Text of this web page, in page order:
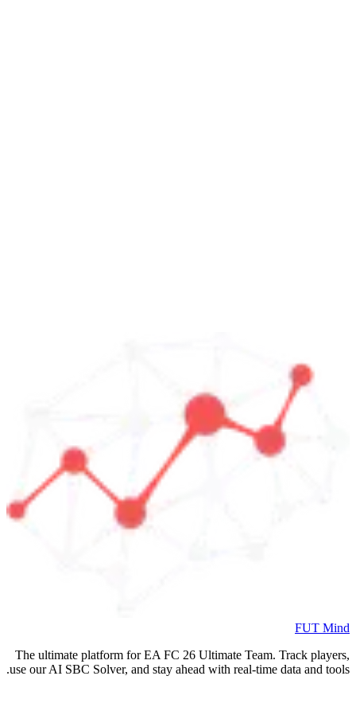
FUT Mind
The ultimate platform for EA FC 26 Ultimate Team. Track players,
use our AI SBC Solver, and stay ahead with real-time data and tools.